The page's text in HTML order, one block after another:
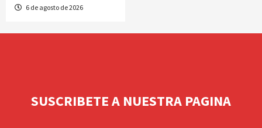
6 de agosto de 2026
SUSCRIBETE A NUESTRA PAGINA